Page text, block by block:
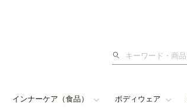
検
インナーケア（食品） ボディウェア